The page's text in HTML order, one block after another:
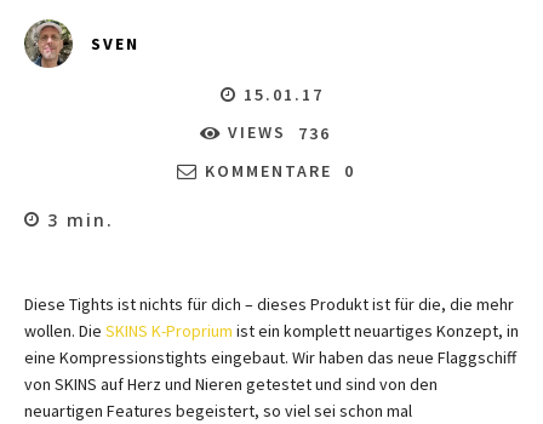
SVEN
15.01.17
VIEWS
736
KOMMENTARE
0
3 min.
Diese Tights ist nichts für dich – dieses Produkt ist für die, die mehr
wollen. Die SKINS K-Proprium ist ein komplett neuartiges Konzept, in
eine Kompressionstights eingebaut. Wir haben das neue Flaggschiff
von SKINS auf Herz und Nieren getestet und sind von den
neuartigen Features begeistert, so viel sei schon mal